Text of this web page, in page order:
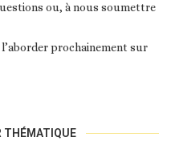
ou, à nous soumettre
prochainement sur
THÉMATIQUE